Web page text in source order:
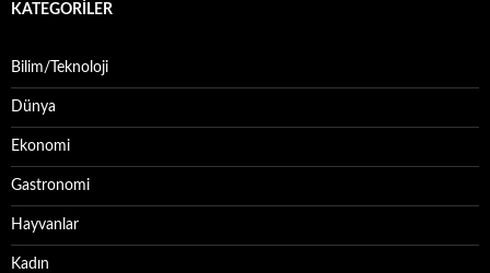
KATEGORILER
Bilim/Teknoloji
Dünya
Ekonomi
Gastronomi
Hayvanlar
Kadın